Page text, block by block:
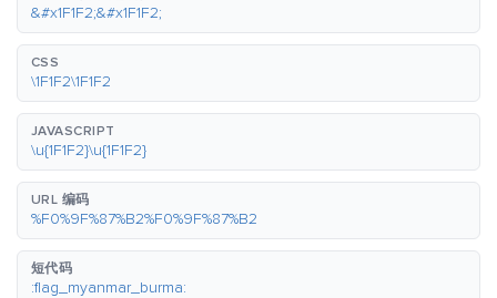
&#x1F1F2;&#x1F1F2;
CSS
\1F1F2\1F1F2
JAVASCRIPT
\u{1F1F2}\u{1F1F2}
URL 编码
%F0%9F%87%B2%F0%9F%87%B2
短代码
:flag_myanmar_burma: